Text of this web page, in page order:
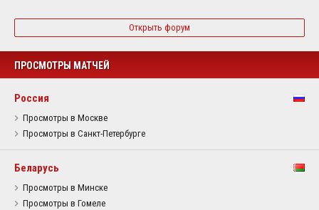
Открыть форум
ПРОСМОТРЫ МАТЧЕЙ
Россия
Просмотры в Москве
Просмотры в Санкт-Петербурге
Беларусь
Просмотры в Минске
Просмотры в Гомеле